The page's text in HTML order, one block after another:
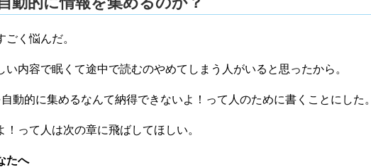
ごく悩んだ。
い内容で眠くて途中で読むのやめてしまう人がいると思ったから。
動的に集めるなんて納得できないよ！って人のために書くことにした。
！って人は次の章に飛ばしてほしい。
たへ